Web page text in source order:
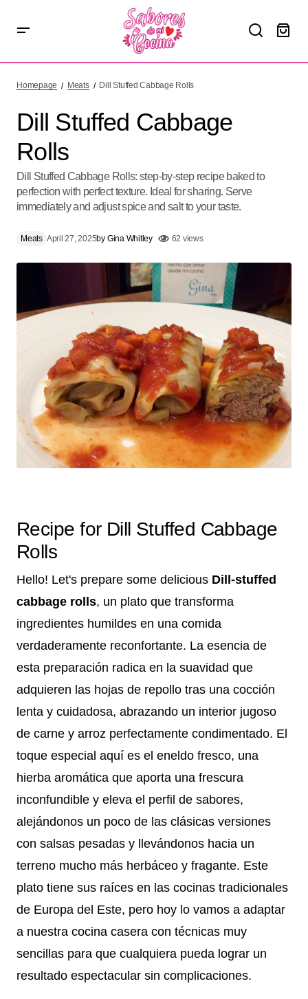
Homepage Meats Dill Stuffed Cabbage Rolls
Dill Stuffed Cabbage
Rolls
Dill Stuffed Cabbage Rolls: step-by-step recipe baked to
perfection with perfect texture. Ideal for sharing. Serve
immediately and adjust spice and salt to your taste.
Meats April 27, 2025by Gina Whitley 62 views
Recipe for Dill Stuffed Cabbage
Rolls
Hello! Let's prepare some delicious Dill-stuffed
cabbage rolls, un plato que transforma
ingredientes humildes en una comida
verdaderamente reconfortante. La esencia de
esta preparación radica en la suavidad que
adquieren las hojas de repollo tras una cocción
lenta y cuidadosa, abrazando un interior jugoso
de carne y arroz perfectamente condimentado. El
toque especial aquí es el eneldo fresco, una
hierba aromática que aporta una frescura
inconfundible y eleva el perfil de sabores,
alejándonos un poco de las clásicas versiones
con salsas pesadas y llevándonos hacia un
terreno mucho más herbáceo y fragante. Este
plato tiene sus raíces en las cocinas tradicionales
de Europa del Este, pero hoy lo vamos a adaptar
a nuestra cocina casera con técnicas muy
sencillas para que cualquiera pueda lograr un
resultado espectacular sin complicaciones.